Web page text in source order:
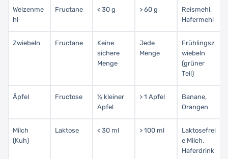
Weizenme
hl
Fructane < 30 g > 60 g
Reismehl,
Hafermehl
Zwiebeln Fructane
Keine
sichere
Menge
Jede
Menge
Frühlingsz
wiebeln
(grüner
Teil)
Äpfel Fructose
½ kleiner
Apfel
> 1 Apfel
Banane,
Orangen
Milch
(Kuh)
Laktose < 30 ml > 100 ml
Laktosefrei
e Milch,
Haferdrink